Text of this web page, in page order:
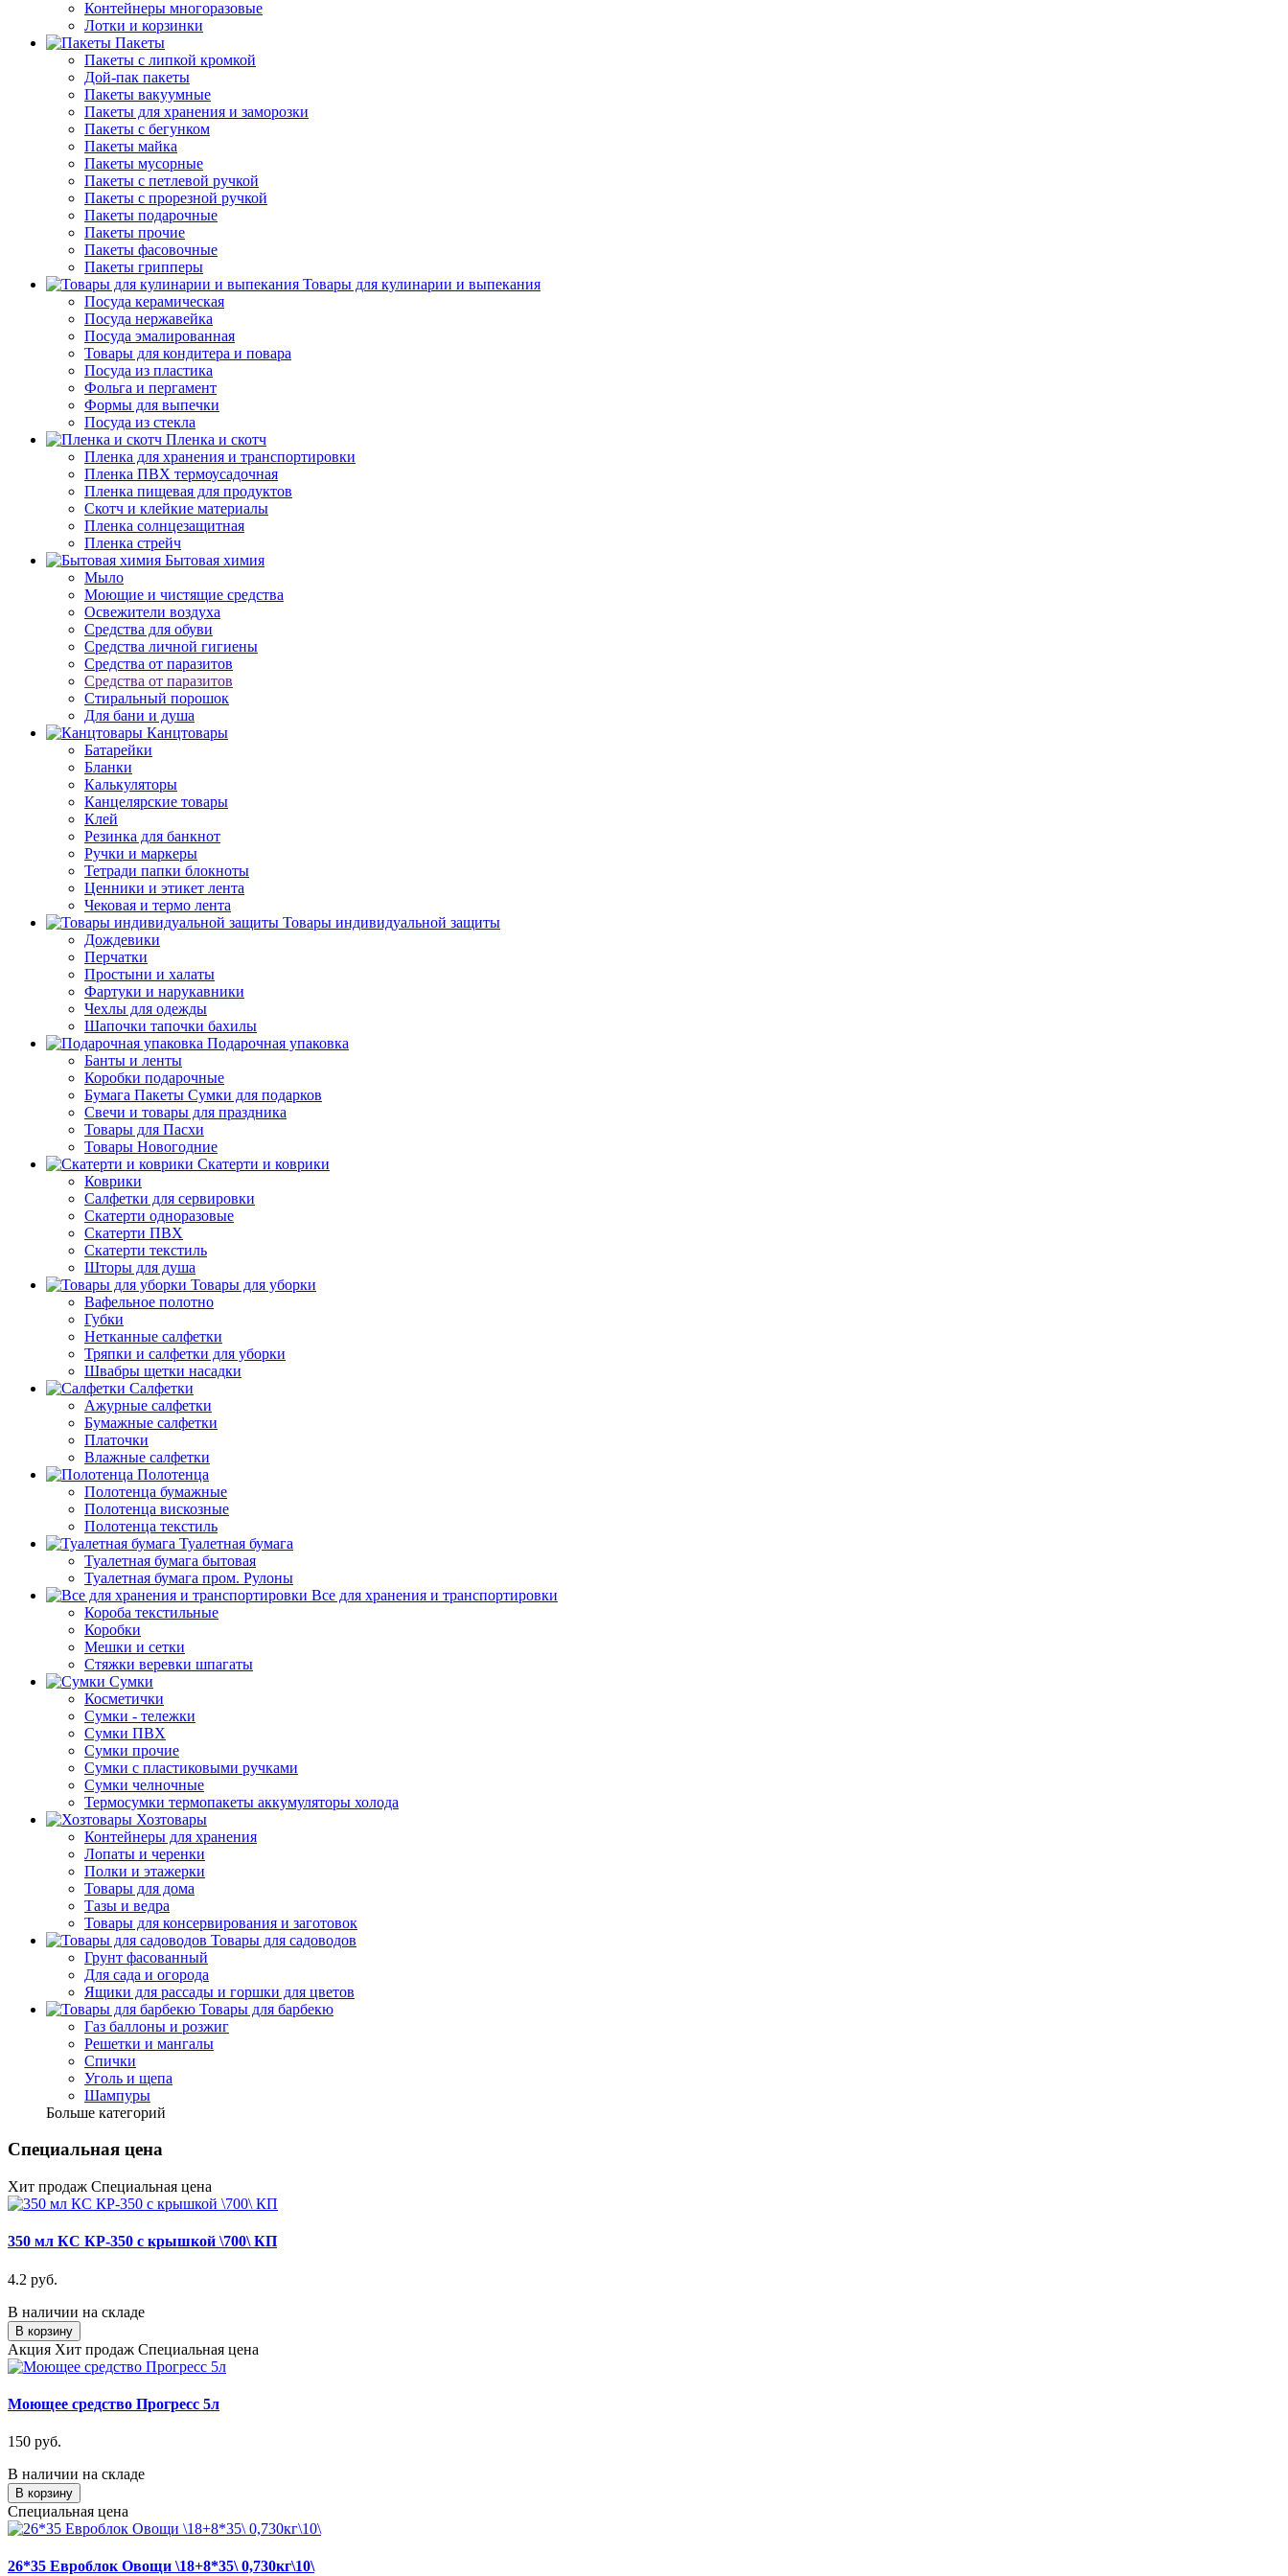
Контейнеры многоразовые
Лотки и корзинки
Пакеты
Пакеты с липкой кромкой
Дой-пак пакеты
Пакеты вакуумные
Пакеты для хранения и заморозки
Пакеты с бегунком
Пакеты майка
Пакеты мусорные
Пакеты с петлевой ручкой
Пакеты с прорезной ручкой
Пакеты подарочные
Пакеты прочие
Пакеты фасовочные
Пакеты грипперы
Товары для кулинарии и выпекания
Посуда керамическая
Посуда нержавейка
Посуда эмалированная
Товары для кондитера и повара
Посуда из пластика
Фольга и пергамент
Формы для выпечки
Посуда из стекла
Пленка и скотч
Пленка для хранения и транспортировки
Пленка ПВХ термоусадочная
Пленка пищевая для продуктов
Скотч и клейкие материалы
Пленка солнцезащитная
Пленка стрейч
Бытовая химия
Мыло
Моющие и чистящие средства
Освежители воздуха
Средства для обуви
Средства личной гигиены
Средства от паразитов
Средства от паразитов
Стиральный порошок
Для бани и душа
Канцтовары
Батарейки
Бланки
Калькуляторы
Канцелярские товары
Клей
Резинка для банкнот
Ручки и маркеры
Тетради папки блокноты
Ценники и этикет лента
Чековая и термо лента
Товары индивидуальной защиты
Дождевики
Перчатки
Простыни и халаты
Фартуки и нарукавники
Чехлы для одежды
Шапочки тапочки бахилы
Подарочная упаковка
Банты и ленты
Коробки подарочные
Бумага Пакеты Сумки для подарков
Свечи и товары для праздника
Товары для Пасхи
Товары Новогодние
Скатерти и коврики
Коврики
Салфетки для сервировки
Скатерти одноразовые
Скатерти ПВХ
Скатерти текстиль
Шторы для душа
Товары для уборки
Вафельное полотно
Губки
Нетканные салфетки
Тряпки и салфетки для уборки
Швабры щетки насадки
Салфетки
Ажурные салфетки
Бумажные салфетки
Платочки
Влажные салфетки
Полотенца
Полотенца бумажные
Полотенца вискозные
Полотенца текстиль
Туалетная бумага
Туалетная бумага бытовая
Туалетная бумага пром. Рулоны
Все для хранения и транспортировки
Короба текстильные
Коробки
Мешки и сетки
Стяжки веревки шпагаты
Сумки
Косметички
Сумки - тележки
Сумки ПВХ
Сумки прочие
Сумки с пластиковыми ручками
Сумки челночные
Термосумки термопакеты аккумуляторы холода
Хозтовары
Контейнеры для хранения
Лопаты и черенки
Полки и этажерки
Товары для дома
Тазы и ведра
Товары для консервирования и заготовок
Товары для садоводов
Грунт фасованный
Для сада и огорода
Ящики для рассады и горшки для цветов
Товары для барбекю
Газ баллоны и розжиг
Решетки и мангалы
Спички
Уголь и щепа
Шампуры
Больше категорий
Специальная цена
Хит продаж Специальная цена
350 мл КС КР-350 с крышкой \700\ КП
4.2 руб.
В наличии на складе
В корзину
Акция Хит продаж Специальная цена
Моющее средство Прогресс 5л
150 руб.
В наличии на складе
В корзину
Специальная цена
26*35 Евроблок Овощи \18+8*35\ 0,730кг\10\